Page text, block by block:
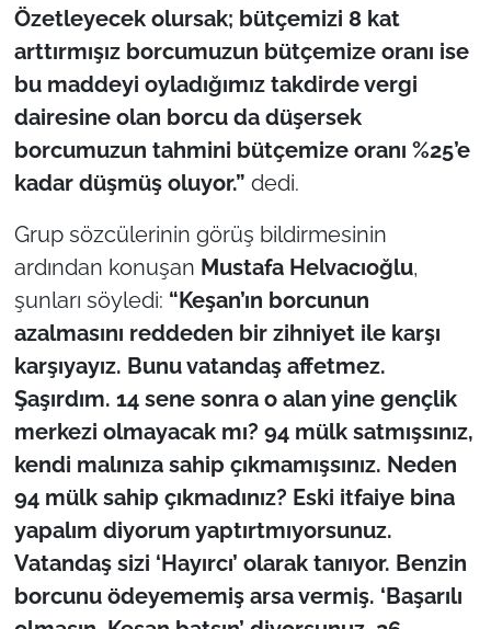
Özetleyecek olursak; bütçemizi 8 kat
arttırmışız borcumuzun bütçemize oranı ise
bu maddeyi oyladığımız takdirde vergi
dairesine olan borcu da düşersek
borcumuzun tahmini bütçemize oranı %25’e
kadar düşmüş oluyor.” dedi.
Grup sözcülerinin görüş bildirmesinin
ardından konuşan Mustafa Helvacıoğlu,
şunları söyledi: “Keşan’ın borcunun
azalmasını reddeden bir zihniyet ile karşı
karşıyayız. Bunu vatandaş affetmez.
Şaşırdım. 14 sene sonra o alan yine gençlik
merkezi olmayacak mı? 94 mülk satmışsınız,
kendi malınıza sahip çıkmamışsınız. Neden
94 mülk sahip çıkmadınız? Eski itfaiye bina
yapalım diyorum yaptırtmıyorsunuz.
Vatandaş sizi ‘Hayırcı’ olarak tanıyor. Benzin
borcunu ödeyememiş arsa vermiş. ‘Başarılı